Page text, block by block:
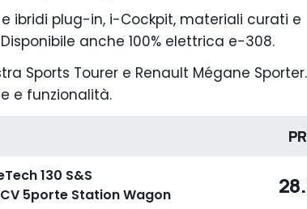
ibridi plug-in, i-Cockpit, materiali curati e
anche 100% elettrica e-308.
Sports Tourer e Renault Mégane Sporter.
e funzionalità.
130 S&S
5porte Station Wagon